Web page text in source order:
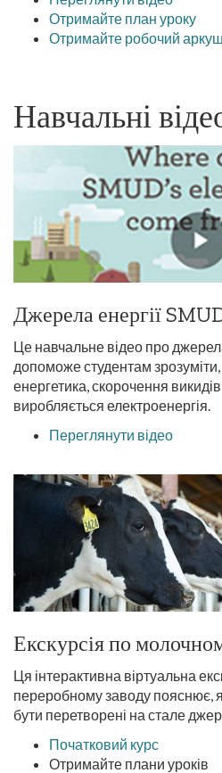
Отримайте план уроку
Отримайте робочий
Навчальні
Джерела енергії
Це навчальне відео про
допоможе студентам
енергетика, скорочення
виробляється електроенергія.
Переглянути відео
Екскурсія по
Ця інтерактивна віртуальна
переробному заводу пояснює,
бути перетворені на стале
Початковий курс
Отримайте плани уроків